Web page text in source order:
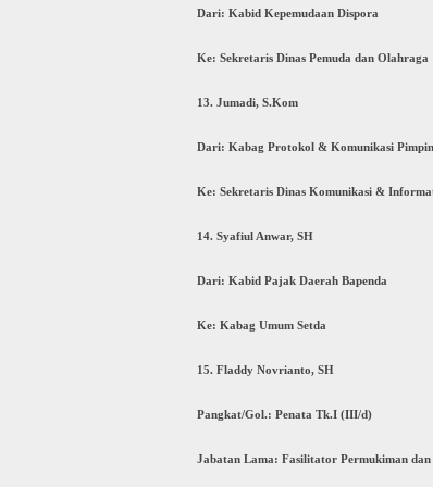
Dari: Kabid Kepemudaan Dispora
Ke: Sekretaris Dinas Pemuda dan Olahraga
13. Jumadi, S.Kom
Dari: Kabag Protokol & Komunikasi
Ke: Sekretaris Dinas Komunikasi &
14. Syafiul Anwar, SH
Dari: Kabid Pajak Daerah Bapenda
Ke: Kabag Umum Setda
15. Fladdy Novrianto, SH
Pangkat/Gol.: Penata Tk.I (III/d)
Jabatan Lama: Fasilitator Permukiman dan